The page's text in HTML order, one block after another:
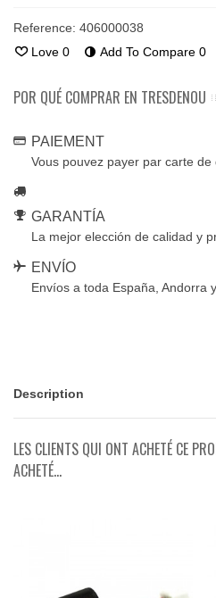
Reference: 406000038
Love 0 Add To Compare 0
POR QUÉ COMPRAR EN TRESDENOU
PAIEMENT
Vous pouvez payer par carte
GARANTÍA
La mejor elección de calidad y
ENVÍO
Envíos a toda España, Andorra
Description
LES CLIENTS QUI ONT ACHETÉ CE
ACHETÉ...